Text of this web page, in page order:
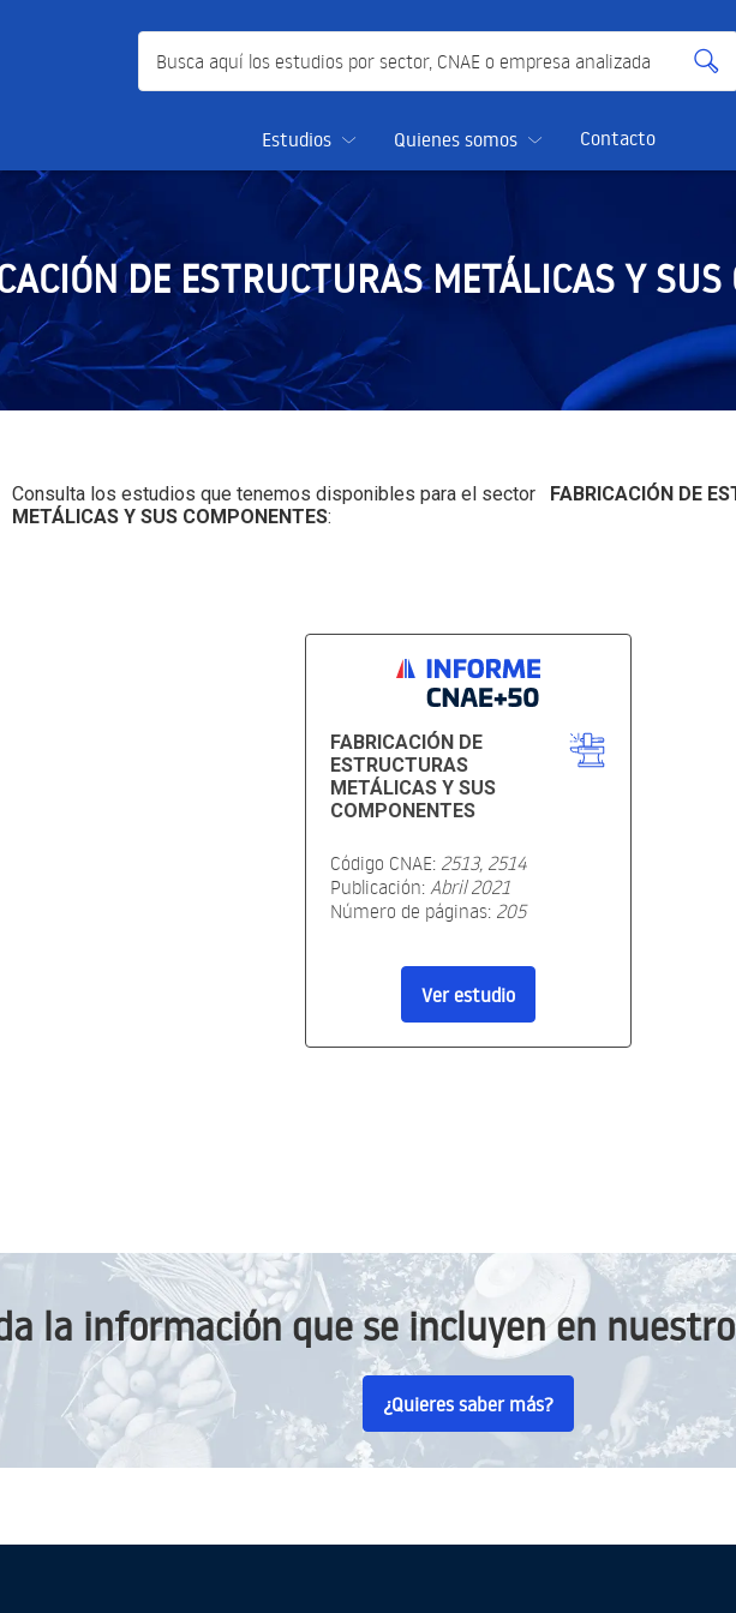
Estudios
Quienes somos Contacto
DE ESTRUCTURAS METÁLICAS Y SUS
Consulta los estudios que tenemos disponibles para el sector FABRICACIÓN DE
METÁLICAS Y SUS COMPONENTES:
FABRICACIÓN DE
ESTRUCTURAS
METÁLICAS Y SUS
COMPONENTES
Código CNAE: 2513, 2514
Publicación: Abril 2021
Número de páginas: 205
Ver estudio
la información que se incluyen en
¿Quieres saber más?